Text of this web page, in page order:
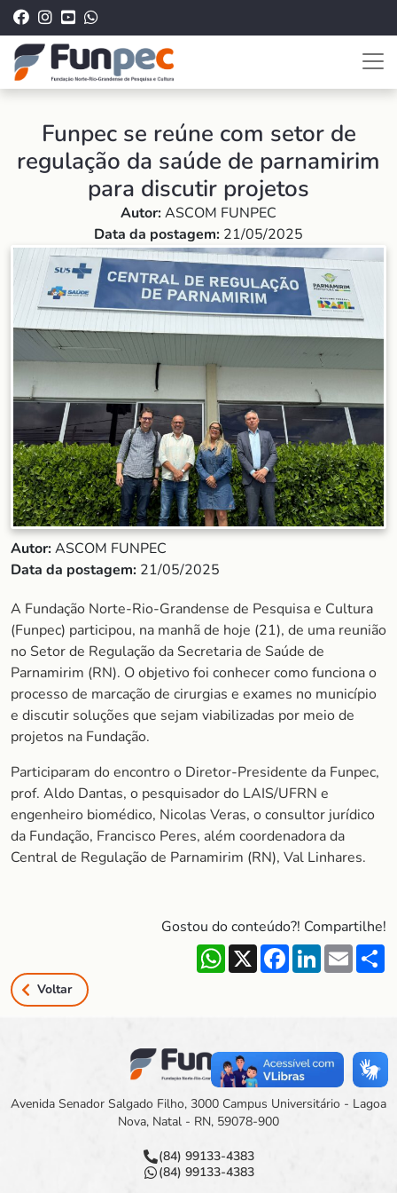
Funpec se reúne com setor de
regulação da saúde de parnamirim
para discutir projetos
Autor:ASCOM FUNPEC
Data da postagem: 21/05/2025
Autor:ASCOM FUNPEC
Data da postagem: 21/05/2025
A Fundação Norte-Rio-Grandense de Pesquisa e Cultura
(Funpec) participou, na manhã de hoje (21), de uma reunião
no Setor de Regulação da Secretaria de Saúde de
Parnamirim (RN). O objetivo foi conhecer como funciona o
processo de marcação de cirurgias e exames no município
e discutir soluções que sejam viabilizadas por meio de
projetos na Fundação.
Participaram do encontro o Diretor-Presidente da Funpec,
prof. Aldo Dantas, o pesquisador do LAIS/UFRN e
engenheiro biomédico, Nicolas Veras, o consultor jurídico
da Fundação, Francisco Peres, além coordenadora da
Central de Regulação de Parnamirim (RN), Val Linhares.
Gostou do conteúdo?! Compartilhe!
WhatsApp
X FacebookLinkedIn
Email
Voltar
Avenida Senador Salgado Filho, 3000 Campus Universitário - Lagoa
Nova, Natal - RN, 59078-900
(84) 99133-4383
(84) 99133-4383